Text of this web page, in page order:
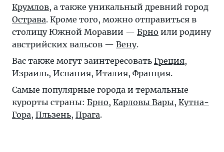
Крумлов, а также уникальный древний город
Острава. Кроме того, можно отправиться в
столицу Южной Моравии — Брно или родину
австрийских вальсов — Вену.
Вас также могут заинтересовать Греция,
Израиль, Испания, Италия, Франция.
Самые популярные города и термальные
курорты страны: Брно, Карловы Вары, Кутна-
Гора, Пльзень, Прага.